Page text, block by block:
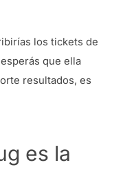
los tickets de
que ella
resultados, es
es la